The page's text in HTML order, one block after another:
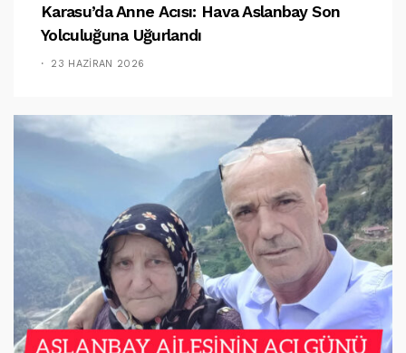
Karasu’da Anne Acısı: Hava Aslanbay Son
Yolculuğuna Uğurlandı
23 HAZIRAN 2026